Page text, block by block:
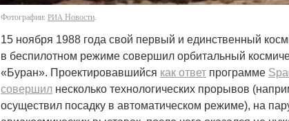
Фотографии: РИА Новости
15 ноября 1988 года свой первый и единственный
в беспилотном режиме совершил орбитальный
«Буран». Проектировавшийся как ответ программе
совершил несколько технологических прорывов
осуществил посадку в автоматическом режиме), на